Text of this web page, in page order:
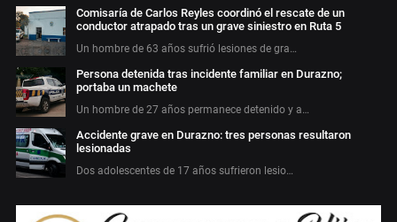
Comisaría de Carlos Reyles coordinó el rescate de un
conductor atrapado tras un grave siniestro en Ruta 5
Un hombre de 63 años sufrió lesiones de gra…
Persona detenida tras incidente familiar en Durazno;
portaba un machete
Un hombre de 27 años permanece detenido y a…
Accidente grave en Durazno: tres personas resultaron
lesionadas
Dos adolescentes de 17 años sufrieron lesio…